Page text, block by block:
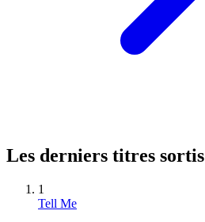
Les derniers titres sortis
1
Tell Me